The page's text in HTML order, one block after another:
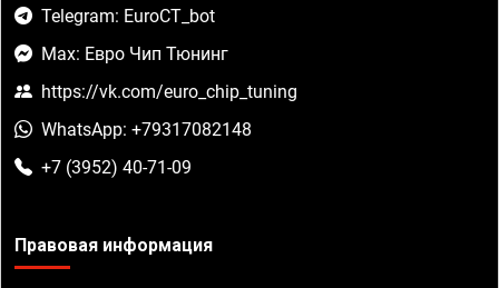
Telegram: EuroCT_bot
Max: Евро Чип Тюнинг
https://vk.com/euro_chip_tuning
WhatsApp: +79317082148
+7 (3952) 40-71-09
Правовая информация